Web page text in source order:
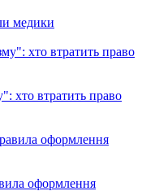
медики
хто втратить право
оформлення